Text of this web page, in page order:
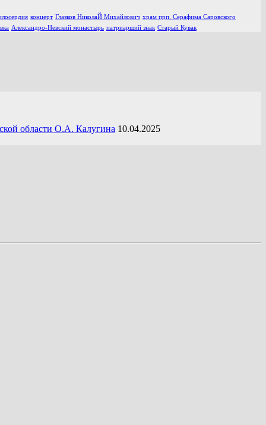
концерт Глазков НиколаЙ Михайлович храм прп. Серафима Саровского
Александро-Невский монастырь патриарший знак Старый Кувак
области О.А. Калугина 10.04.2025